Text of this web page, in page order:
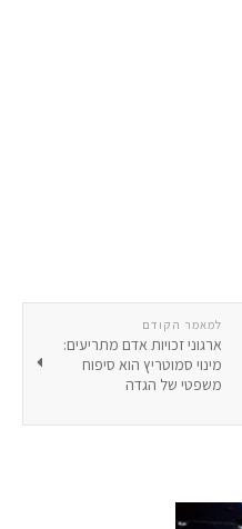
למאמר הקודם
ארגוני זכויות אדם מתריעים:
מינוי סמוטריץ הוא סיפוח
משפטי של הגדה